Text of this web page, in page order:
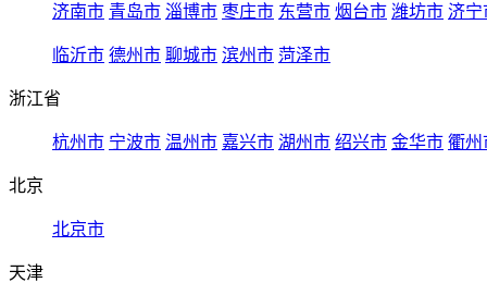
济南市 青岛市 淄博市 枣庄市 东营市 烟台市 潍坊市 济宁
临沂市 德州市 聊城市 滨州市 菏泽市
浙江省
杭州市 宁波市 温州市 嘉兴市 湖州市 绍兴市 金华市 衢州
北京
北京市
天津